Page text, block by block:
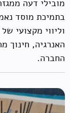
מובילי דעה
בתמיכת מוסד
וליווי מקצועי
האנרגיה, חינוך
החברה.